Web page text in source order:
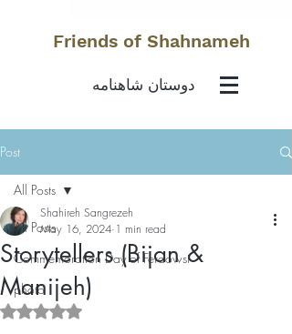
Friends of Shahnameh
دوستان شاهنامه
Post
All Posts
Commemoration Day of Ferdowsi
photo
All Posts
Storytellers (Bijan &
Manijeh)
Shahireh Sangrezeh
May 16, 2024 1 min read
Rated NaN out of 5 stars.